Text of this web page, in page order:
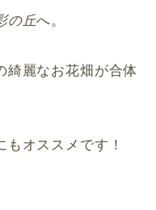
の丘へ。
綺麗なお花畑が合体
オススメです！